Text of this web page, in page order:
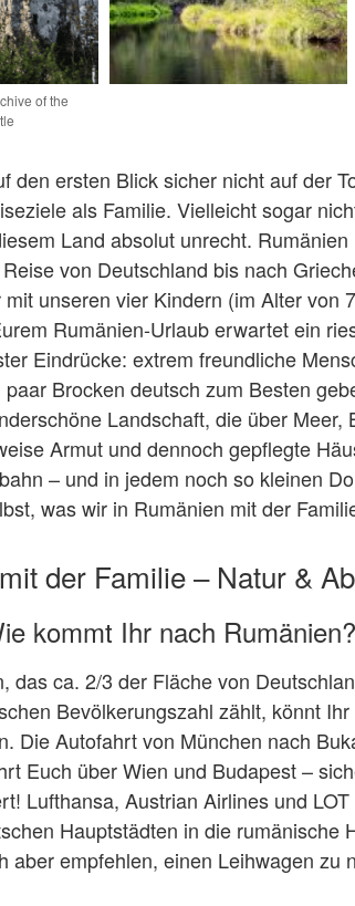
of the
den ersten Blick sicher nicht auf der
als Familie. Vielleicht sogar
Land absolut unrecht.
von Deutschland bis nach
unseren vier Kindern (im Alter von
Rumänien-Urlaub erwartet ein
Eindrücke: extrem freundliche
Brocken deutsch zum Besten
Landschaft, die über Meer,
Armut und dennoch gepflegte
– und in jedem noch so kleinen
was wir in Rumänien mit der
der Familie – Natur &
kommt Ihr nach Rumänien?
das ca. 2/3 der Fläche von
Bevölkerungszahl zählt, könnt
Die Autofahrt von München nach
Euch über Wien und Budapest –
Lufthansa, Austrian Airlines und
Hauptstädten in die rumänische
aber empfehlen, einen Leihwagen zu